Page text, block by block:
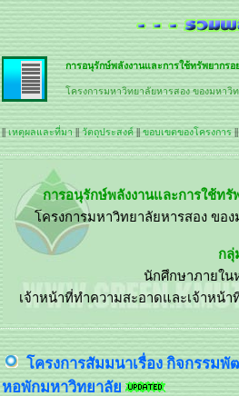
การอนุรักษ์พลังงานและการใช้ทรัพยากร
โครงการมหาวิทยาลัยหารสอง ของมหาวิ
||เหตุผลและที่มา วัตถุประสงค์ ขอบเขตของโครงการ
โครงการสัมมนาเรื่อง กิจกรรม
หอพักมหาวิทยาลัย